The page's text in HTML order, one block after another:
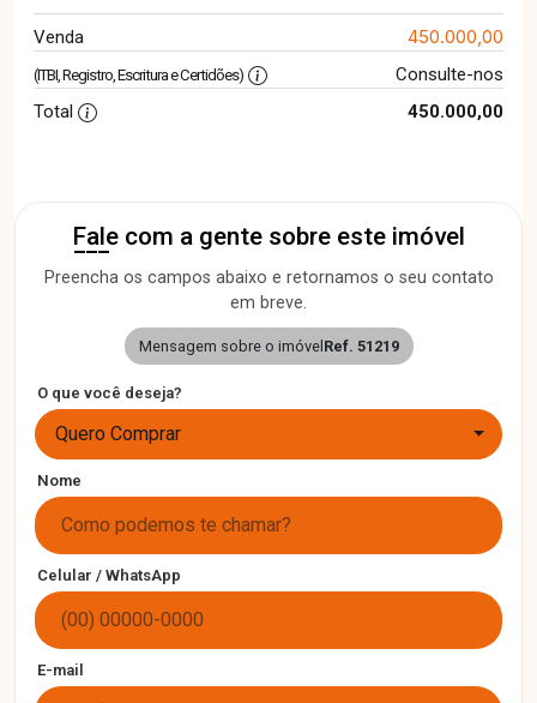
Venda 450.000,00
(ITBI, Registro, Escritura e Certidões)
Consulte-nos
Total
450.000,00
Fale com a gente sobre este imóvel
Preencha os campos abaixo e retornamos o seu contato
em breve.
Mensagem sobre o imóvel Ref. 51219
O que você deseja?
Quero Comprar
Nome
Celular / WhatsApp
E-mail